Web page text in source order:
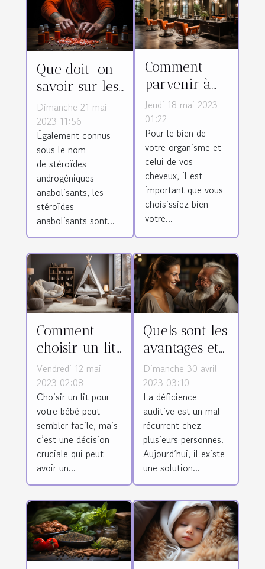
Que doit-on
savoir sur les
stéroïdes
anabolisants ?
Dimanche 21 mai
2023 11:56
Également connus
sous le nom
de stéroïdes
androgéniques
anabolisants, les
stéroïdes
anabolisants sont...
Comment
parvenir à
bien choisir
son salon de
coiffure ?
Jeudi 18 mai 2023
01:22
Pour le bien de
votre organisme et
celui de vos
cheveux, il est
important que vous
choisissiez bien
votre...
Comment
choisir un lit
adapté pour
son bébé ?
Vendredi 12 mai
2023 02:08
Choisir un lit pour
votre bébé peut
sembler facile, mais
c’est une décision
cruciale qui peut
avoir un...
Quels sont les
avantages et
les critères
de choix d’un
appareil
auditif ?
Dimanche 30 avril
2023 03:10
La déficience
auditive est un mal
récurrent chez
plusieurs personnes.
Aujourd’hui, il existe
une solution...